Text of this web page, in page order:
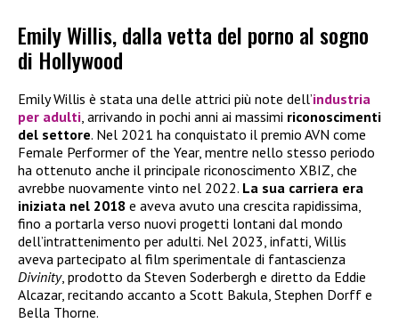
Emily Willis, dalla vetta del porno al sogno
di Hollywood
Emily Willis è stata una delle attrici più note dell’industria
per adulti, arrivando in pochi anni ai massimi riconoscimenti
del settore. Nel 2021 ha conquistato il premio AVN come
Female Performer of the Year, mentre nello stesso periodo
ha ottenuto anche il principale riconoscimento XBIZ, che
avrebbe nuovamente vinto nel 2022. La sua carriera era
iniziata nel 2018 e aveva avuto una crescita rapidissima,
fino a portarla verso nuovi progetti lontani dal mondo
dell’intrattenimento per adulti. Nel 2023, infatti, Willis
aveva partecipato al film sperimentale di fantascienza
Divinity, prodotto da Steven Soderbergh e diretto da Eddie
Alcazar, recitando accanto a Scott Bakula, Stephen Dorff e
Bella Thorne.